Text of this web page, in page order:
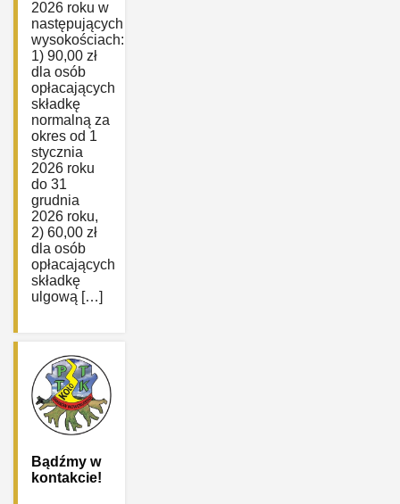
2026 roku w
następujących
wysokościach:
1) 90,00 zł
dla osób
opłacających
składkę
normalną za
okres od 1
stycznia
2026 roku
do 31
grudnia
2026 roku,
2) 60,00 zł
dla osób
opłacających
składkę
ulgową […]
Bądźmy w
kontakcie!